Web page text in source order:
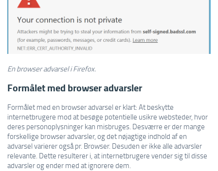
En browser advarsel i Firefox.
Formålet med browser advarsler
Formålet med en browser advarsel er klart: At beskytte
internetbrugere mod at besøge potentielle usikre websteder, hvor
deres personoplysninger kan misbruges. Desværre er der mange
forskellige browser advarsler, og det nøjagtige indhold af en
advarsel varierer også pr. Browser. Desuden er ikke alle advarsler
relevante. Dette resulterer i, at internetbrugere vender sig til disse
advarsler og ender med at ignorere dem.